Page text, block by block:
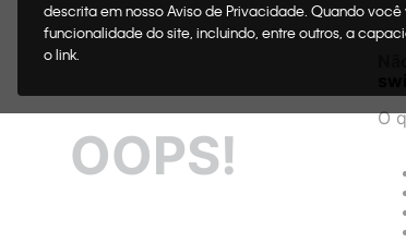
descrita em nosso Aviso de Privacidade. Quando
funcionalidade do site, incluindo, entre outros, a
o link.
OOPS!
O